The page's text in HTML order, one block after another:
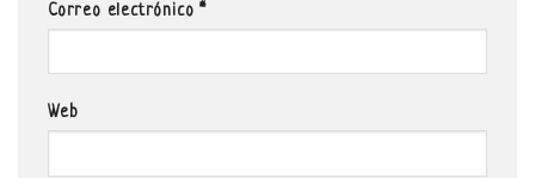
Correo electrónico*
Web